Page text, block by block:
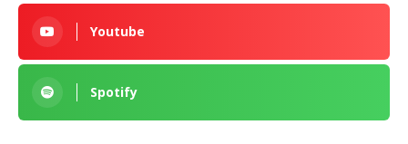
Youtube
Spotify